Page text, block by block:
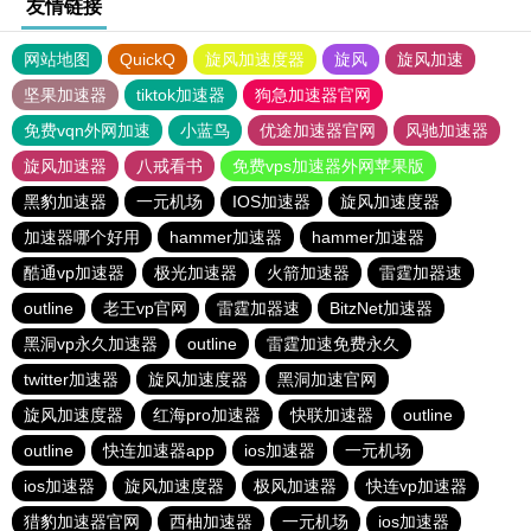
友情链接
网站地图 QuickQ 旋风加速度器 旋风
旋风加速
坚果加速器
tiktok加速器
狗急加速器官网
免费vqn外网加速
小蓝鸟 优途加速器官网
风驰加速器
旋风加速器
八戒看书
免费vps加速器外网苹果版
黑豹加速器
一元机场 IOS加速器
旋风加速度器
加速器哪个好用
hammer加速器
hammer加速器
酷通vp加速器
极光加速器 火箭加速器
雷霆加器速
outline
老王vp官网 雷霆加器速
BitzNet加速器
黑洞vp永久加速器
outline
雷霆加速免费永久
twitter加速器
旋风加速度器
黑洞加速官网
旋风加速度器
红海pro加速器 快联加速器
outline
outline
快连加速器app ios加速器
一元机场
ios加速器
旋风加速度器 极风加速器
快连vp加速器
猎豹加速器官网
西柚加速器 一元机场 ios加速器